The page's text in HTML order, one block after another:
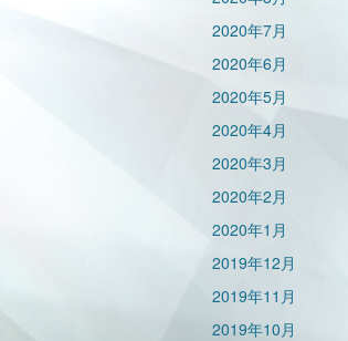
2020年7月
2020年6月
2020年5月
2020年4月
2020年3月
2020年2月
2020年1月
2019年12月
2019年11月
2019年10月